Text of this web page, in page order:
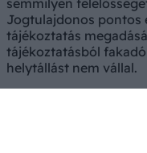
semmilyen
Jogtulajdonos pontos
tájékoztatás
tájékoztatásból
helytállást nem vállal.